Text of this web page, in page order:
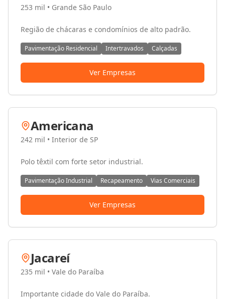
253 mil • Grande São Paulo
Região de chácaras e condomínios de alto padrão.
Pavimentação Residencial Intertravados Calçadas
Ver Empresas
Americana
242 mil • Interior de SP
Polo têxtil com forte setor industrial.
Pavimentação Industrial Recapeamento Vias Comerciais
Ver Empresas
Jacareí
235 mil • Vale do Paraíba
Importante cidade do Vale do Paraíba.